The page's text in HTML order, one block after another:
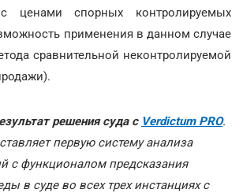
с ценами спорных контролируемых
применения в данном случае
сравнительной неконтролируемой
решения суда с Verdictum PRO.
первую систему анализа
с функционалом предсказания
в суде во всех трех инстанциях с